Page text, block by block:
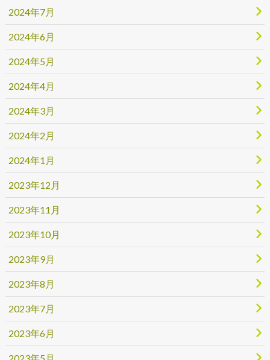
2024年7月
2024年6月
2024年5月
2024年4月
2024年3月
2024年2月
2024年1月
2023年12月
2023年11月
2023年10月
2023年9月
2023年8月
2023年7月
2023年6月